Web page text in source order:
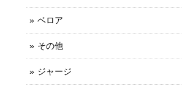
ベロア
その他
ジャージ